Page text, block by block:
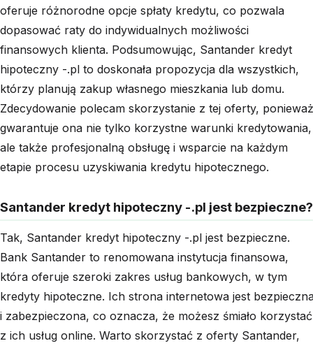
oferuje różnorodne opcje spłaty kredytu, co pozwala
dopasować raty do indywidualnych możliwości
finansowych klienta. Podsumowując, Santander kredyt
hipoteczny -.pl to doskonała propozycja dla wszystkich,
którzy planują zakup własnego mieszkania lub domu.
Zdecydowanie polecam skorzystanie z tej oferty, ponieważ
gwarantuje ona nie tylko korzystne warunki kredytowania,
ale także profesjonalną obsługę i wsparcie na każdym
etapie procesu uzyskiwania kredytu hipotecznego.
Santander kredyt hipoteczny -.pl jest bezpieczne?
Tak, Santander kredyt hipoteczny -.pl jest bezpieczne.
Bank Santander to renomowana instytucja finansowa,
która oferuje szeroki zakres usług bankowych, w tym
kredyty hipoteczne. Ich strona internetowa jest
i zabezpieczona, co oznacza, że ​​możesz śmiało korzystać
z ich usług online. Warto skorzystać z oferty Santander,